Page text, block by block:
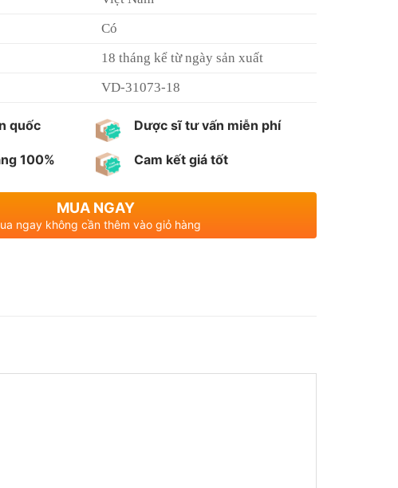
Có
18 tháng kể từ ngày sản xuất
VD-31073-18
quốc
100%
Dược sĩ tư vấn miễn phí
Cam kết giá tốt
MUA NGAY
ngay không cần thêm vào giỏ hàng